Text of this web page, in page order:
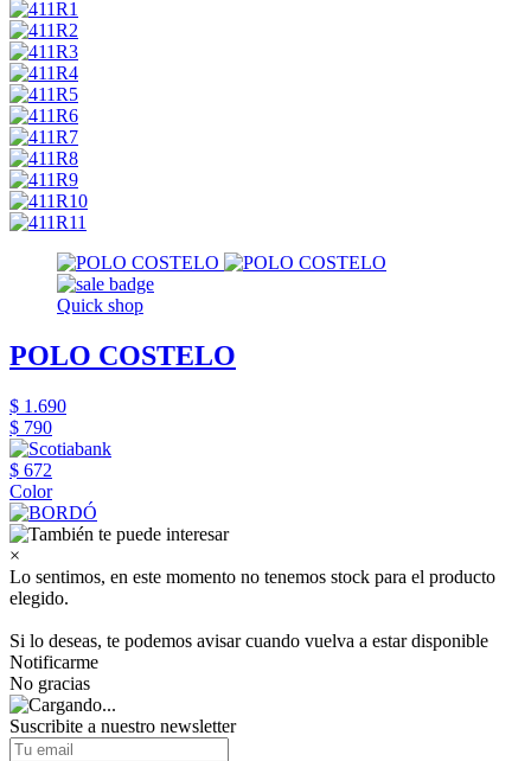
Quick shop
POLO COSTELO
$ 1.690
$ 790
$ 672
Color
×
Lo sentimos, en este momento no tenemos stock para el producto
elegido.
Si lo deseas, te podemos avisar cuando vuelva a estar disponible
Notificarme
No gracias
Suscribite a nuestro newsletter